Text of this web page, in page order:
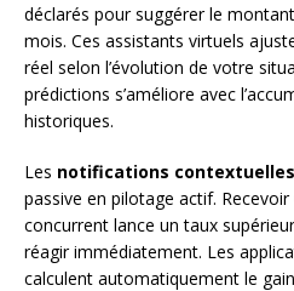
déclarés pour suggérer le
mois. Ces assistants virtuels
réel selon l’évolution de votre
prédictions s’améliore avec
historiques.
Les notifications contextuelles
passive en pilotage actif. Recevoir
concurrent lance un taux
réagir immédiatement. Les
calculent automatiquement le